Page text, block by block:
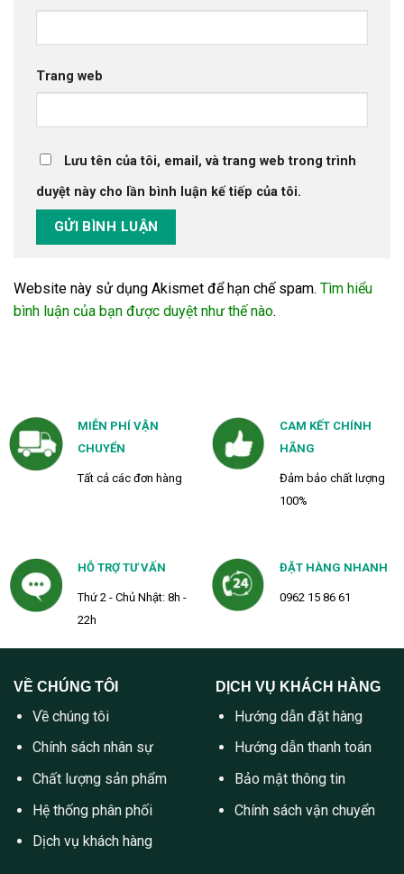
Trang web
Lưu tên của tôi, email, và trang web trong trình
duyệt này cho lần bình luận kế tiếp của tôi.
Website này sử dụng Akismet để hạn chế spam. Tìm hiểu
bình luận của bạn được duyệt như thế nào.
MIỄN PHÍ VẬN
CHUYỂN
Tất cả các đơn hàng
CAM KẾT CHÍNH
HÃNG
Đảm bảo chất lượng
100%
HỖ TRỢ TƯ VẤN
Thứ 2 - Chủ Nhật: 8h -
22h
ĐẶT HÀNG NHANH
0962 15 86 61
VỀ CHÚNG TÔI
Về chúng tôi
Chính sách nhân sự
Chất lượng sản phẩm
Hệ thống phân phối
Dịch vụ khách hàng
DỊCH VỤ KHÁCH HÀNG
Hướng dẫn đặt hàng
Hướng dẫn thanh toán
Bảo mật thông tin
Chính sách vận chuyển